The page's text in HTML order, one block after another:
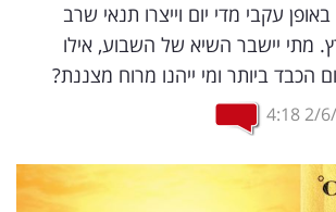
עקבי מדי יום וייצרו תנאי שרב
מתי יישבר השיא של השבוע, אילו
הכבד ביותר ומי ייהנו מרוח מצננת?
2/
4:18